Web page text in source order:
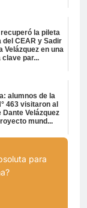
recuperó la pileta
del CEAR y Sadir
Velázquez en una
clave par...
alumnos de la
463 visitaron al
Dante Velázquez
mund...
para